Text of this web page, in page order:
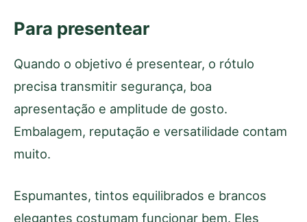
Para presentear
Quando o objetivo é presentear, o rótulo
precisa transmitir segurança, boa
apresentação e amplitude de gosto.
Embalagem, reputação e versatilidade contam
muito.
Espumantes, tintos equilibrados e brancos
elegantes costumam funcionar bem. Eles